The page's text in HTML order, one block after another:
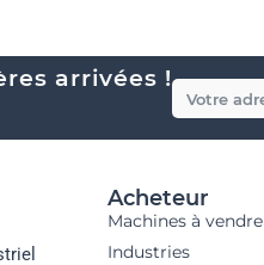
arrivées !
Acheteur
Machines à vendre
Industries